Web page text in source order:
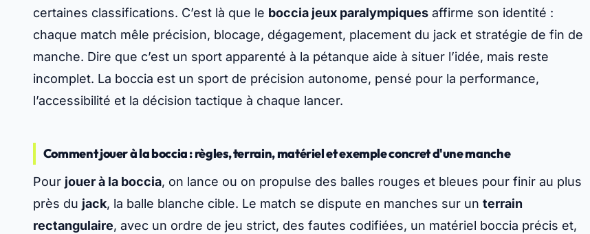
certaines classifications. C’est là que le boccia jeux paralympiques affirme son identité :
chaque match mêle précision, blocage, dégagement, placement du jack et stratégie de fin de
manche. Dire que c’est un sport apparenté à la pétanque aide à situer l’idée, mais reste
incomplet. La boccia est un sport de précision autonome, pensé pour la performance,
l’accessibilité et la décision tactique à chaque lancer.
Comment jouer à la boccia : règles, terrain, matériel et exemple concret d'une manche
Pour jouer à la boccia, on lance ou on propulse des balles rouges et bleues pour finir au plus
près du jack, la balle blanche cible. Le match se dispute en manches sur un terrain
rectangulaire, avec un ordre de jeu strict, des fautes codifiées, un matériel boccia précis et,